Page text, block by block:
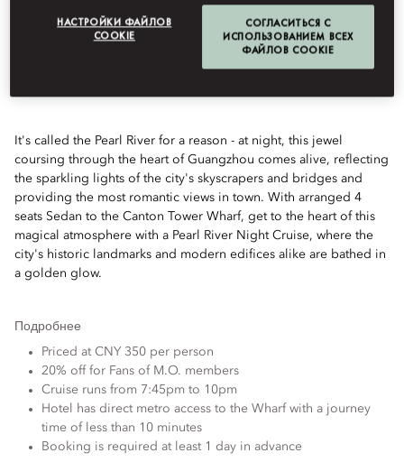
CRUISE
It's called the Pearl River for a reason - at night, this jewel
coursing through the heart of Guangzhou comes alive, reflecting
the sparkling lights of the city's skyscrapers and bridges and
providing the most romantic views in town. With arranged 4
seats Sedan to the Canton Tower Wharf, get to the heart of this
magical atmosphere with a Pearl River Night Cruise, where the
city's historic landmarks and modern edifices alike are bathed in
a golden glow.
Подробнее
Priced at CNY 350 per person
20% off for Fans of M.O. members
Cruise runs from 7:45pm to 10pm
Hotel has direct metro access to the Wharf with a journey
time of less than 10 minutes
Booking is required at least 1 day in advance
НАСТРОЙКИ ФАЙЛОВ
COOKIE
СОГЛАСИТЬСЯ С
ИСПОЛЬЗОВАНИЕМ ВСЕХ
ФАЙЛОВ COOKIE